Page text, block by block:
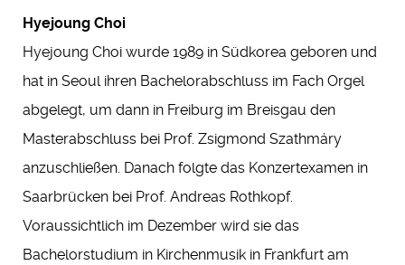
Hyejoung Choi
Hyejoung Choi wurde 1989 in Südkorea geboren und
hat in Seoul ihren Bachelorabschluss im Fach Orgel
abgelegt, um dann in Freiburg im Breisgau den
Masterabschluss bei Prof. Zsigmond Szathmáry
anzuschließen. Danach folgte das Konzertexamen in
Saarbrücken bei Prof. Andreas Rothkopf.
Voraussichtlich im Dezember wird sie das
Bachelorstudium in Kirchenmusik in Frankfurt am